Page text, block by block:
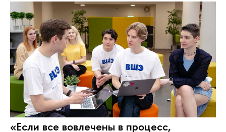
«Если все вовлечены в процесс,